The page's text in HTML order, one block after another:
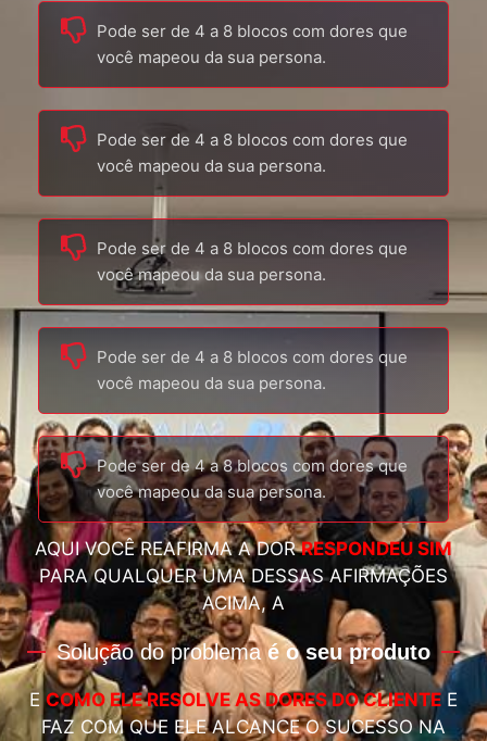
Pode ser de 4 a 8 blocos com dores que
você mapeou da sua persona.
Pode ser de 4 a 8 blocos com dores que
você mapeou da sua persona.
Pode ser de 4 a 8 blocos com dores que
você mapeou da sua persona.
Pode ser de 4 a 8 blocos com dores que
você mapeou da sua persona.
Pode ser de 4 a 8 blocos com dores que
você mapeou da sua persona.
AQUI VOCÊ REAFIRMA A DORRESPONDEU SIM
PARA QUALQUER UMA DESSAS AFIRMAÇÕES
ACIMA, A
Solução do problemaé o seu produto
E COMO ELE RESOLVE AS DORES DO CLIENTEE
FAZ COM QUE ELE ALCANCE O SUCESSO NA